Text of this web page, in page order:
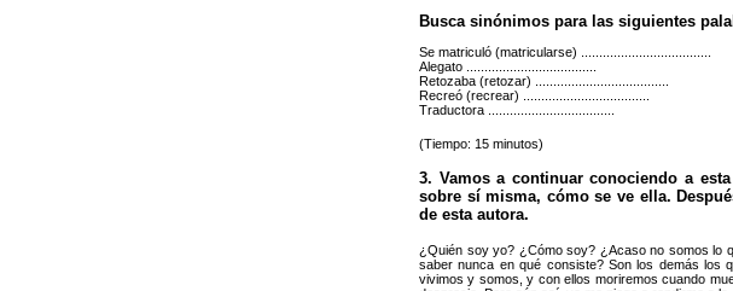
Busca sinónimos para las siguientes
Se matriculó (matricularse) ....................................
Alegato ....................................
Retozaba (retozar) .....................................
Recreó (recrear) ...................................
Traductora ...................................
(Tiempo: 15 minutos)
3. Vamos a continuar conociendo a
sobre sí misma, cómo se ve ella.
de esta autora.
¿Quién soy yo? ¿Cómo soy? ¿Acaso no somos lo
saber nunca en qué consiste? Son los demás los
vivimos y somos, y con ellos moriremos cuando